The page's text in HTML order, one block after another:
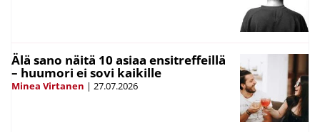
Älä sano näitä 10 asiaa ensitreffeillä
– huumori ei sovi kaikille
Minea Virtanen | 27.07.2026